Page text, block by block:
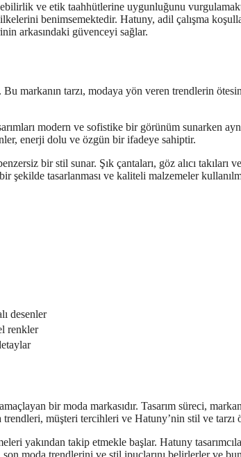
ve etik taahhütlerine uygunluğunu
benimsemektedir. Hatuny, adil çalışma
arkasındaki güvenceyi sağlar.
markanın tarzı, modaya yön veren trendlerin
modern ve sofistike bir görünüm sunarken
enerji dolu ve özgün bir ifadeye sahiptir.
bir stil sunar. Şık çantaları, göz alıcı takıları
tasarlanması ve kaliteli malzemeler
desenler
renkler
bir moda markasıdır. Tasarım süreci,
müşteri tercihleri ve Hatuny’nin stil ve tarzı
yakından takip etmekle başlar. Hatuny
moda trendlerini ve stil ipuçlarını belirlerler ve